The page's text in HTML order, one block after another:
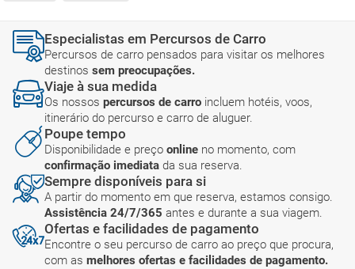
Especialistas em Percursos de Carro
Percursos de carro pensados para visitar os melhores
destinos sem preocupações.
Viaje à sua medida
Os nossos percursos de carro incluem hotéis, voos,
itinerário do percurso e carro de aluguer.
Poupe tempo
Disponibilidade e preço online no momento, com
confirmação imediata da sua reserva.
Sempre disponíveis para si
A partir do momento em que reserva, estamos consigo.
Assistência 24/7/365 antes e durante a sua viagem.
Ofertas e facilidades de pagamento
Encontre o seu percurso de carro ao preço que procura,
com as melhores ofertas e facilidades de pagamento.